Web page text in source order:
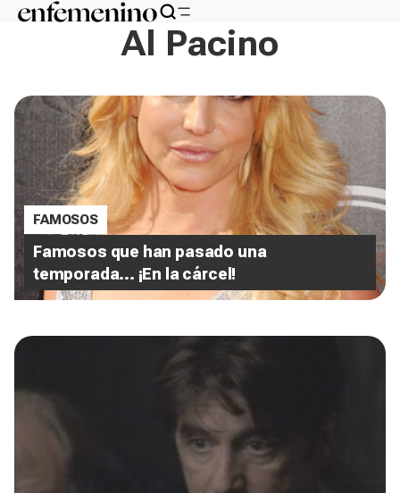
Al Pacino
FAMOSOS
Famosos que han pasado una
temporada... ¡En la cárcel!